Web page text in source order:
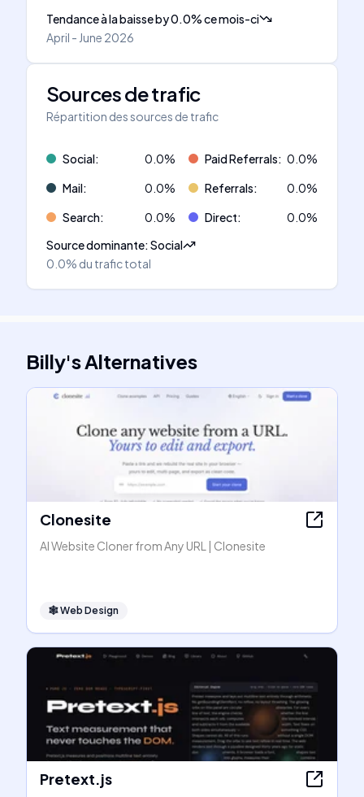
Tendance à la baisseby0.0%ce mois-ci
April - June 2026
Sources de trafic
Répartition des sources de trafic
Social: 0.0% Paid Referrals: 0.0%
Mail: 0.0% Referrals: 0.0%
Search: 0.0% Direct: 0.0%
Source dominante:Social
0.0% du trafic total
Billy'sAlternatives
Clonesite
AI Website Cloner from Any URL | Clonesite
🕸Web Design
Pretext.js